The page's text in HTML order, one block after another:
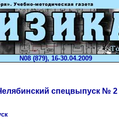
N08 (879), 16-30.04.2009
спецвыпуск № 2